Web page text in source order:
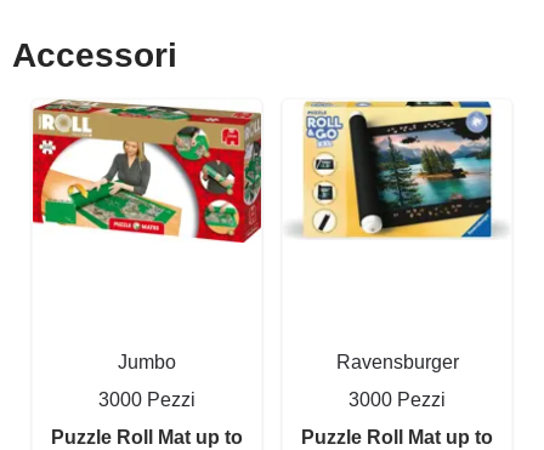
Accessori
Jumbo
3000 Pezzi
Puzzle Roll Mat up to
Ravensburger
3000 Pezzi
Puzzle Roll Mat up to